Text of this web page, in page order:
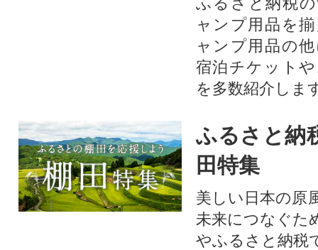
ャンプ用品を
ャンプ用品の
宿泊チケット
を多数紹介しま
ふるさと納
田特集
美しい日本の原
未来につなぐた
やふるさと納税